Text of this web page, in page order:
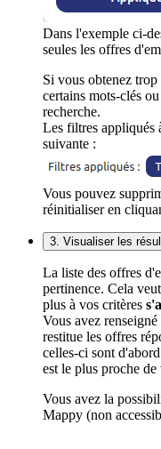
Dans l'exemple ci-
seules les offres
Si vous obtenez
certains mots-clés
recherche.
Les filtres appliqués
suivante :
Vous pouvez
réinitialiser en
3. Visualiser les
La liste des offres
pertinence. Cela
plus à vos critères
Vous avez
restitue les offres
celles-ci sont
est le plus proche de
Vous avez la
Mappy (non